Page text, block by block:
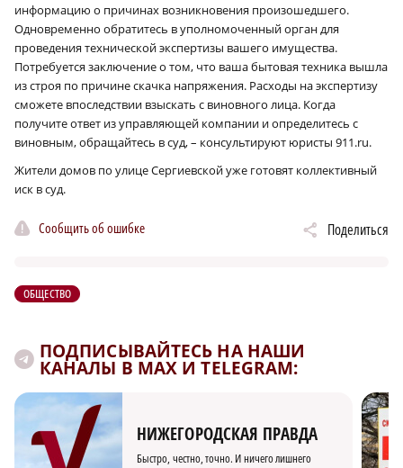
информацию о причинах возникновения произошедшего.
Одновременно обратитесь в уполномоченный орган для
проведения технической экспертизы вашего имущества.
Потребуется заключение о том, что ваша бытовая техника вышла
из строя по причине скачка напряжения. Расходы на экспертизу
сможете впоследствии взыскать с виновного лица. Когда
получите ответ из управляющей компании и определитесь с
виновным, обращайтесь в суд, – консультируют юристы 911.ru.
Жители домов по улице Сергиевской уже готовят коллективный
иск в суд.
Сообщить об ошибке Поделиться
ОБЩЕСТВО
ПОДПИСЫВАЙТЕСЬ НА НАШИ
КАНАЛЫ В MAX И TELEGRAM:
НИЖЕГОРОДСКАЯ ПРАВДА
Быстро, честно, точно. И ничего лишнего